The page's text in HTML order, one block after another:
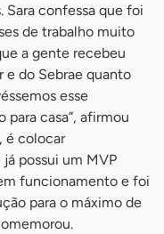
Sara confessa que foi
de trabalho muito
a gente recebeu
e do Sebrae quanto
esse
para casa”, afirmou
é colocar
possui um MVP
funcionamento e foi
para o máximo de